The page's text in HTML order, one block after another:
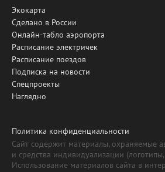
Экокарта
Сделано в России
Онлайн-табло аэропорта
Расписание электричек
Расписание поездов
Подписка на новости
Спецпроекты
Наглядно
Политика конфиденциальности
Сайт содержит материалы, охраняемые
и средства индивидуализации
Использование материалов сайта в